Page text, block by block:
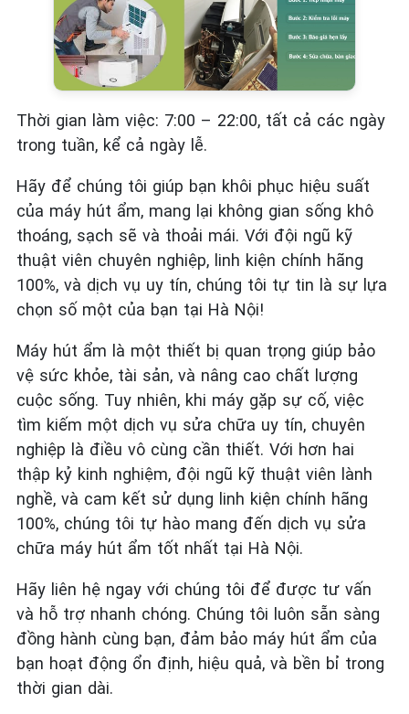
Thời gian làm việc: 7:00 – 22:00, tất cả các ngày
trong tuần, kể cả ngày lễ.
Hãy để chúng tôi giúp bạn khôi phục hiệu suất
của máy hút ẩm, mang lại không gian sống khô
thoáng, sạch sẽ và thoải mái. Với đội ngũ kỹ
thuật viên chuyên nghiệp, linh kiện chính hãng
100%, và dịch vụ uy tín, chúng tôi tự tin là sự lựa
chọn số một của bạn tại Hà Nội!
Máy hút ẩm là một thiết bị quan trọng giúp bảo
vệ sức khỏe, tài sản, và nâng cao chất lượng
cuộc sống. Tuy nhiên, khi máy gặp sự cố, việc
tìm kiếm một dịch vụ sửa chữa uy tín, chuyên
nghiệp là điều vô cùng cần thiết. Với hơn hai
thập kỷ kinh nghiệm, đội ngũ kỹ thuật viên lành
nghề, và cam kết sử dụng linh kiện chính hãng
100%, chúng tôi tự hào mang đến dịch vụ sửa
chữa máy hút ẩm tốt nhất tại Hà Nội.
Hãy liên hệ ngay với chúng tôi để được tư vấn
và hỗ trợ nhanh chóng. Chúng tôi luôn sẵn sàng
đồng hành cùng bạn, đảm bảo máy hút ẩm của
bạn hoạt động ổn định, hiệu quả, và bền bỉ trong
thời gian dài.